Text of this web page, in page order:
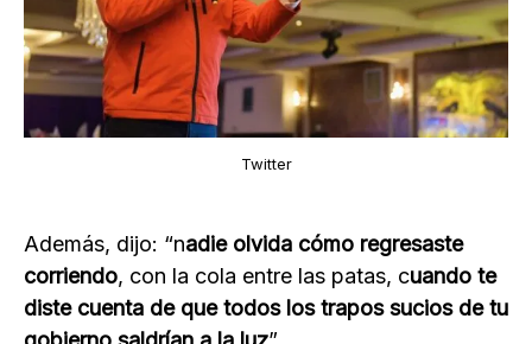
Twitter
Además, dijo: “nadie olvida cómo regresaste
corriendo, con la cola entre las patas, cuando te
diste cuenta de que todos los trapos sucios de tu